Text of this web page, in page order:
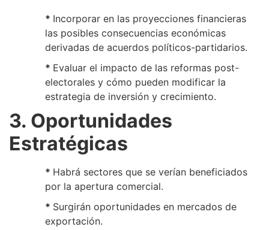
* Incorporar en las proyecciones financieras
las posibles consecuencias económicas
derivadas de acuerdos políticos-partidarios.
* Evaluar el impacto de las reformas post-
electorales y cómo pueden modificar la
estrategia de inversión y crecimiento.
3. Oportunidades
Estratégicas
* Habrá sectores que se verían beneficiados
por la apertura comercial.
* Surgirán oportunidades en mercados de
exportación.